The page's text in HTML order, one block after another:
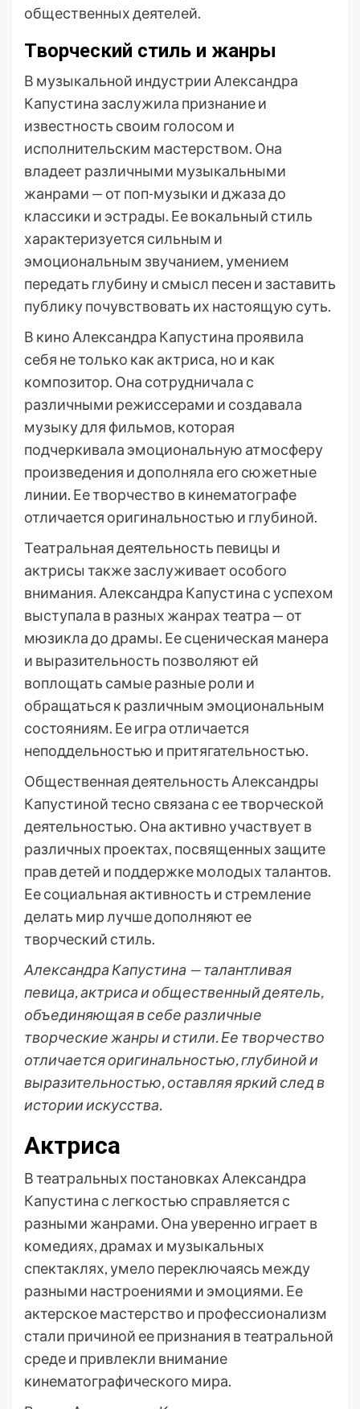
общественных деятелей.
Творческий стиль и жанры
В музыкальной индустрии Александра
Капустина заслужила признание и
известность своим голосом и
исполнительским мастерством. Она
владеет различными музыкальными
жанрами — от поп-музыки и джаза до
классики и эстрады. Ее вокальный стиль
характеризуется сильным и
эмоциональным звучанием, умением
передать глубину и смысл песен и заставить
публику почувствовать их настоящую суть.
В кино Александра Капустина проявила
себя не только как актриса, но и как
композитор. Она сотрудничала с
различными режиссерами и создавала
музыку для фильмов, которая
подчеркивала эмоциональную атмосферу
произведения и дополняла его сюжетные
линии. Ее творчество в кинематографе
отличается оригинальностью и глубиной.
Театральная деятельность певицы и
актрисы также заслуживает особого
внимания. Александра Капустина с успехом
выступала в разных жанрах театра — от
мюзикла до драмы. Ее сценическая манера
и выразительность позволяют ей
воплощать самые разные роли и
обращаться к различным эмоциональным
состояниям. Ее игра отличается
неподдельностью и притягательностью.
Общественная деятельность Александры
Капустиной тесно связана с ее творческой
деятельностью. Она активно участвует в
различных проектах, посвященных защите
прав детей и поддержке молодых талантов.
Ее социальная активность и стремление
делать мир лучше дополняют ее
творческий стиль.
Александра Капустина — талантливая
певица, актриса и общественный деятель,
объединяющая в себе различные
творческие жанры и стили. Ее творчество
отличается оригинальностью, глубиной и
выразительностью, оставляя яркий след в
истории искусства.
Актриса
В театральных постановках Александра
Капустина с легкостью справляется с
разными жанрами. Она уверенно играет в
комедиях, драмах и музыкальных
спектаклях, умело переключаясь между
разными настроениями и эмоциями. Ее
актерское мастерство и профессионализм
стали причиной ее признания в театральной
среде и привлекли внимание
кинематографического мира.